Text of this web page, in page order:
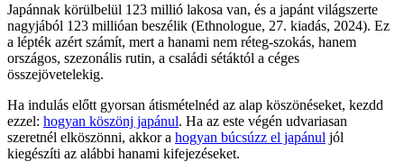
Japánnak körülbelül 123 millió lakosa van, és a japánt világszerte
nagyjából 123 millióan beszélik (Ethnologue, 27. kiadás, 2024). Ez
a lépték azért számít, mert a hanami nem réteg-szokás, hanem
országos, szezonális rutin, a családi sétáktól a céges
összejövetelekig.
Ha indulás előtt gyorsan átismételnéd az alap köszönéseket, kezdd
ezzel: hogyan köszönj japánul. Ha az este végén udvariasan
szeretnél elköszönni, akkor a hogyan búcsúzz el japánul jól
kiegészíti az alábbi hanami kifejezéseket.